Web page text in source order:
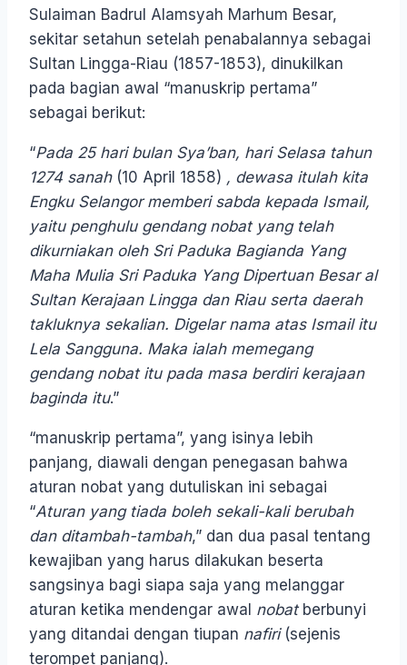
Sulaiman Badrul Alamsyah Marhum Besar,
sekitar setahun setelah penabalannya sebagai
Sultan Lingga-Riau (1857-1853), dinukilkan
pada bagian awal “manuskrip pertama”
sebagai berikut:
“Pada 25 hari bulan Sya’ban, hari Selasa tahun
1274 sanah (10 April 1858) , dewasa itulah kita
Engku Selangor memberi sabda kepada Ismail,
yaitu penghulu gendang nobat yang telah
dikurniakan oleh Sri Paduka Bagianda Yang
Maha Mulia Sri Paduka Yang Dipertuan Besar al
Sultan Kerajaan Lingga dan Riau serta daerah
takluknya sekalian. Digelar nama atas Ismail itu
Lela Sangguna. Maka ialah memegang
gendang nobat itu pada masa berdiri kerajaan
baginda itu.”
“manuskrip pertama”, yang isinya lebih
panjang, diawali dengan penegasan bahwa
aturan nobat yang dutuliskan ini sebagai
“Aturan yang tiada boleh sekali-kali berubah
dan ditambah-tambah,” dan dua pasal tentang
kewajiban yang harus dilakukan beserta
sangsinya bagi siapa saja yang melanggar
aturan ketika mendengar awal nobatberbunyi
yang ditandai dengan tiupan nafiri(sejenis
terompet panjang).